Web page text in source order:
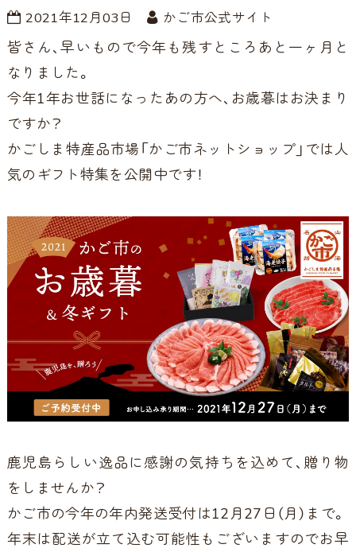
2021年12月03日 かご市公式サイト
皆さん、早いもので今年も残すところあと一ヶ月と
なりました。
今年1年お世話になったあの方へ、お歳暮はお決まり
ですか？
かごしま特産品市場「かご市ネットショップ」では人
気のギフト特集を公開中です！
鹿児島らしい逸品に感謝の気持ちを込めて、贈り物
をしませんか？
かご市の今年の年内発送受付は12月27日（月）まで。
年末は配送が立て込む可能性もございますのでお早